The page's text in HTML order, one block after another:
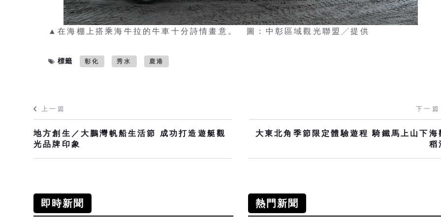
▲在海棚上搭乘海牛拉的牛車十分詩情畫意。 圖：中彰區域觀光聯盟╱提供
標籤 彰化 秀水 鹿港
上一篇
地方創生／大鵬灣帆船生活節 成功打造遊艇觀
光品牌印象
下一篇
大東北角季節限定體驗遊程 騎鐵馬上山下海
稻
即時新聞 熱門新聞